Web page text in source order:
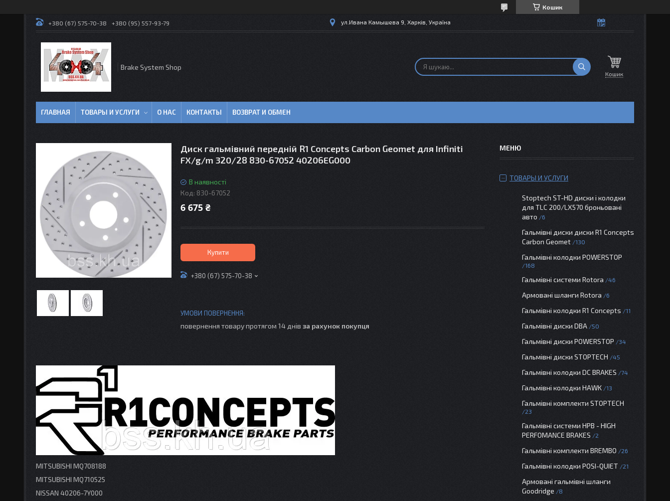
Кошик
+380 (67) 575-70-38 +380 (95) 557-93-79 ул.Ивана Камышева 9, Харків, Україна
Brake System Shop
Кошик
ГЛАВНАЯ ТОВАРЫ И УСЛУГИ О НАС КОНТАКТЫ ВОЗВРАТ И ОБМЕН
Диск гальмівний передній R1 Concepts Carbon Geomet для Infiniti
FX/g/m 320/28 830-67052 40206EG000
В наявності
Код: 830-67052
6 675 ₴
Купити
+380 (67) 575-70-38
повернення товару протягом 14 днів за рахунок покупця
MITSUBISHI MQ708188
MITSUBISHI MQ710525
NISSAN 40206-7Y000
ТОВАРЫ И УСЛУГИ
Stoptech ST-HD диски і колодки
для TLC 200/LX570 броньовані
авто
6
Гальмівні диски диски R1 Concepts
Carbon Geomet
130
Гальмівні колодки POWERSTOP
168
Гальмівні системи Rotora 46
Армовані шланги Rotora 6
Гальмівні колодки R1 Concepts 11
Гальмівні диски DBA 50
Гальмівні диски POWERSTOP 34
Гальмівні диски STOPTECH 45
Гальмівні колодки DC BRAKES 74
Гальмівні колодки HAWK 13
Гальмівні комплекти STOPTECH
23
Гальмівні системи HPB - HIGH
PERFOMANCE BRAKES
2
Гальмівні комплекти BREMBO 26
Гальмівні колодки POSI-QUIET 21
Армовані гальмівні шланги
Goodridge
8